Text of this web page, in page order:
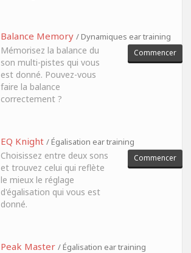
Balance Memory / Dynamiques ear training
Mémorisez la balance du
son multi-pistes qui vous
est donné. Pouvez-vous
faire la balance
correctement ?
Commencer
EQ Knight / Égalisation ear training
Choisissez entre deux sons
et trouvez celui qui reflète
le mieux le réglage
d'égalisation qui vous est
donné.
Commencer
Peak Master / Égalisation ear training